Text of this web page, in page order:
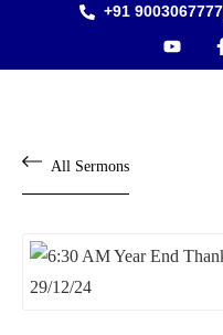
+91 9003067777
All Sermons